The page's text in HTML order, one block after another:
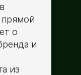
о
и
из